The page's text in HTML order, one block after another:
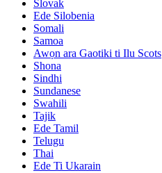
Slovak
Ede Silobenia
Somali
Samoa
Awọn ara Gaotiki ti Ilu Scots
Shona
Sindhi
Sundanese
Swahili
Tajik
Ede Tamil
Telugu
Thai
Ede Ti Ukarain